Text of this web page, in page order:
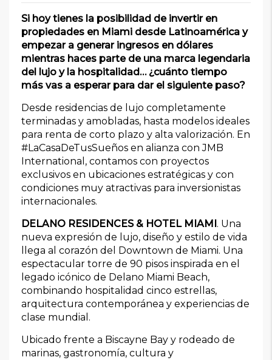
Si hoy tienes la posibilidad de invertir en
propiedades en Miami desde Latinoamérica y
empezar a generar ingresos en dólares
mientras haces parte de una marca legendaria
del lujo y la hospitalidad… ¿cuánto tiempo
más vas a esperar para dar el siguiente paso?
Desde residencias de lujo completamente
terminadas y amobladas, hasta modelos ideales
para renta de corto plazo y alta valorización. En
#LaCasaDeTusSueños en alianza con JMB
International, contamos con proyectos
exclusivos en ubicaciones estratégicas y con
condiciones muy atractivas para inversionistas
internacionales.
⁠DELANO RESIDENCES & HOTEL MIAMI. Una
nueva expresión de lujo, diseño y estilo de vida
llega al corazón del Downtown de Miami. Una
espectacular torre de 90 pisos inspirada en el
legado icónico de Delano Miami Beach,
combinando hospitalidad cinco estrellas,
arquitectura contemporánea y experiencias de
clase mundial.
Ubicado frente a Biscayne Bay y rodeado de
marinas, gastronomía, cultura y